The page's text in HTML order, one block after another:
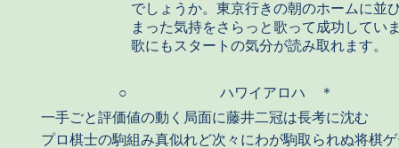
でしょうか。東京行きの朝のホームに並
まった気持をさらっと歌って成功してい
歌にもスタートの気分が読み取れます。
○
ハワイアロハ ＊
一手ごと評価値の動く局面に藤井二冠は長考に沈む
プロ棋士の駒組み真似れど次々にわが駒取られぬ将棋